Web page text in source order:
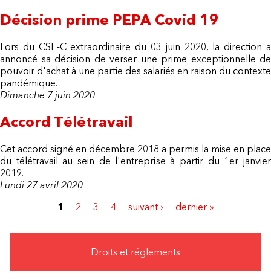
Décision prime PEPA Covid 19
Lors du CSE-C extraordinaire du 03 juin 2020, la direction a
annoncé sa décision de verser une prime exceptionnelle de
pouvoir d'achat à une partie des salariés en raison du contexte
pandémique.
Dimanche 7 juin 2020
Accord Télétravail
Cet accord signé en décembre 2018 a permis la mise en place
du télétravail au sein de l'entreprise à partir du 1er janvier
2019.
Lundi 27 avril 2020
1 2 3 4 suivant › dernier »
Droits et réglements